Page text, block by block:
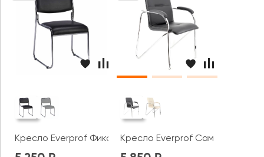
Кресло Everprof Фикс Хром / Fix Chrome
Кресло Everprof Самба СФ /